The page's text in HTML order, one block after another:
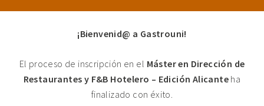
¡Bienvenid@ a Gastrouni!
El proceso de inscripción en el Máster en Dirección de
Restaurantes y F&B Hotelero – Edición Alicante ha
finalizado con éxito.